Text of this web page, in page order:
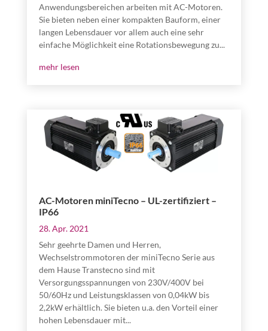
Anwendungsbereichen arbeiten mit AC-Motoren.
Sie bieten neben einer kompakten Bauform, einer
langen Lebensdauer vor allem auch eine sehr
einfache Möglichkeit eine Rotationsbewegung zu...
mehr lesen
AC-Motoren miniTecno – UL-zertifiziert –
IP66
28. Apr. 2021
Sehr geehrte Damen und Herren,
Wechselstrommotoren der miniTecno Serie aus
dem Hause Transtecno sind mit
Versorgungsspannungen von 230V/400V bei
50/60Hz und Leistungsklassen von 0,04kW bis
2,2kW erhältlich. Sie bieten u.a. den Vorteil einer
hohen Lebensdauer mit...